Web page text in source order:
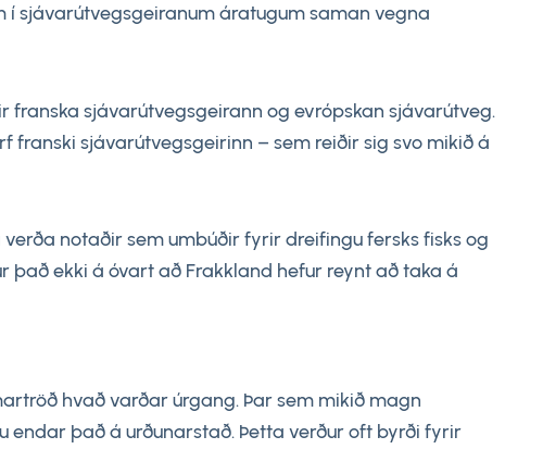
sjávarútvegsgeiranum áratugum saman vegna
sjávarútvegsgeirann og evrópskan sjávarútveg.
franski sjávarútvegsgeirinn – sem reiðir sig svo mikið á
notaðir sem umbúðir fyrir dreifingu fersks fisks og
ekki á óvart að Frakkland hefur reynt að taka á
hvað varðar úrgang. Þar sem mikið magn
það á urðunarstað. Þetta verður oft byrði fyrir